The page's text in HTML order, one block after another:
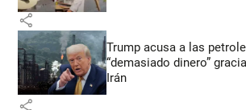
share
Trump acusa a las
“demasiado dinero”
Irán
share